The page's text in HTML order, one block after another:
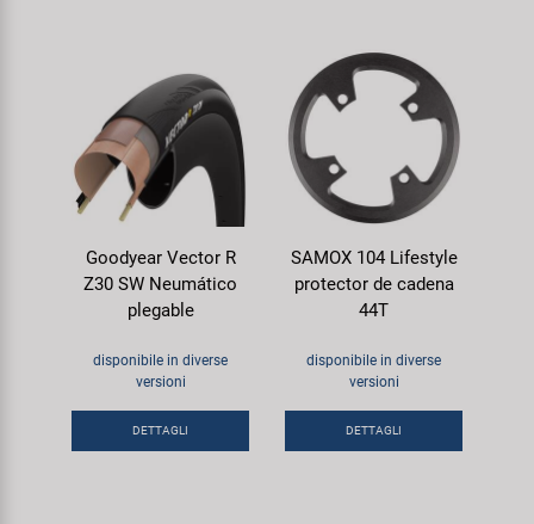
Goodyear Vector R
Z30 SW Neumático
plegable
disponibile in diverse
versioni
DETTAGLI
SAMOX 104 Lifestyle
protector de cadena
44T
disponibile in diverse
versioni
DETTAGLI